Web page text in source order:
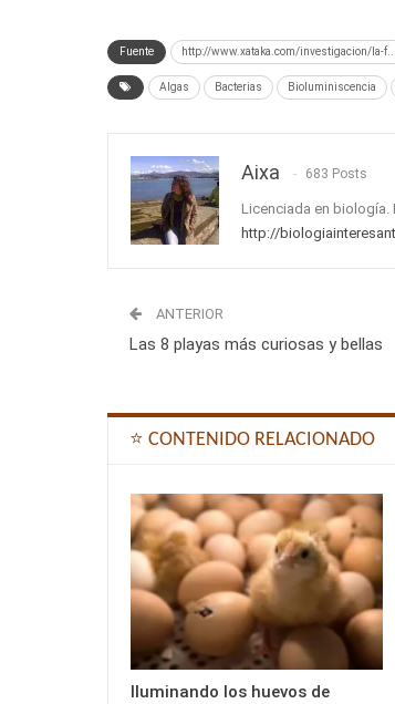
Fuente http://www.xataka.com/investigacion/la-f...
Algas Bacterias Bioluminiscencia
Aixa 683 Posts
Licenciada en
http://
ANTERIOR
Las 8 playas más curiosas y bellas
⭐ CONTENIDO RELACIONADO
Iluminando los huevos de